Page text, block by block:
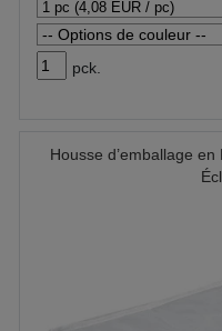
pck.
Housse d’emballage